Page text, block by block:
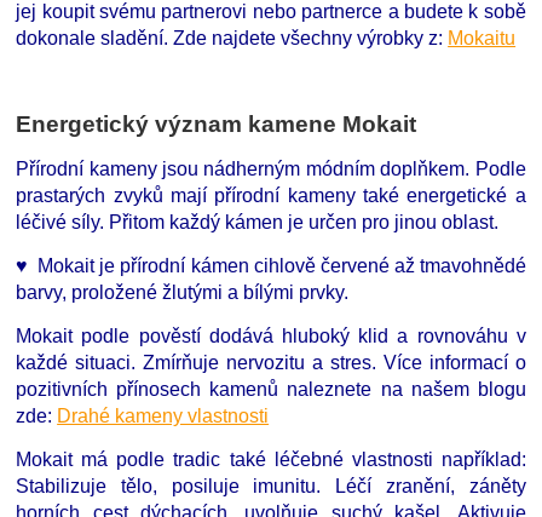
jej koupit svému partnerovi nebo partnerce a budete k sobě
dokonale sladění.Zde najdete všechny výrobky z: Mokaitu
Energetický význam kamene Mokait
Přírodní kameny jsou nádherným módním doplňkem. Podle
prastarých zvyků mají přírodní kameny také energetické a
léčivé síly. Přitom každý kámen je určen pro jinou oblast.
♥ Mokait je přírodní kámen cihlově červené až tmavohnědé
barvy, proložené žlutými a bílými prvky.
Mokait podle pověstí dodává hluboký klid a rovnováhu v
každé situaci. Zmírňuje nervozitu a stres. Více informací o
pozitivních přínosech kamenů naleznete na našem blogu
zde: Drahé kameny vlastnosti
Mokait má podle tradic také léčebné vlastnosti například:
Stabilizuje tělo, posiluje imunitu. Léčí zranění, záněty